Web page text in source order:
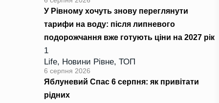
У Рівному хочуть знову переглянути
тарифи на воду: після липневого
подорожчання вже готують ціни на 2027 рік
1
Life, Новини Рівне, ТОП
6 серпня 2026
Яблуневий Спас 6 серпня: як привітати
рідних